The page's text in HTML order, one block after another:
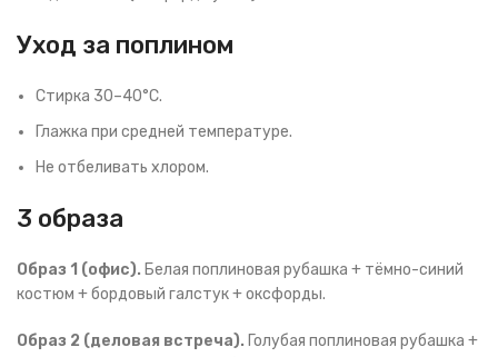
Уход за поплином
Стирка 30–40°C.
Глажка при средней температуре.
Не отбеливать хлором.
3 образа
Образ 1 (офис). Белая поплиновая рубашка + тёмно-синий
костюм + бордовый галстук + оксфорды.
Образ 2 (деловая встреча). Голубая поплиновая рубашка +